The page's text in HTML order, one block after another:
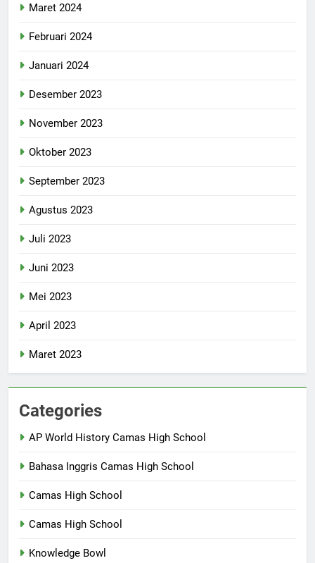
Maret 2024
Februari 2024
Januari 2024
Desember 2023
November 2023
Oktober 2023
September 2023
Agustus 2023
Juli 2023
Juni 2023
Mei 2023
April 2023
Maret 2023
Categories
AP World History Camas High School
Bahasa Inggris Camas High School
Camas High School
Camas High School
Knowledge Bowl